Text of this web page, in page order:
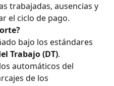
trabajadas, ausencias y
el ciclo de pago.
bajo los estándares
Trabajo (DT).
automáticos del
de los